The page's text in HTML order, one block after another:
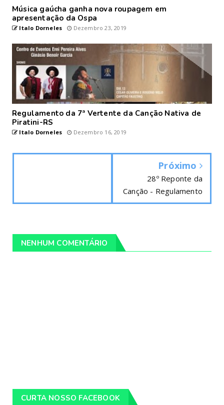
Música gaúcha ganha nova roupagem em
apresentação da Ospa
Italo Dorneles Dezembro 23, 2019
Regulamento da 7ª Vertente da Canção Nativa de
Piratini-RS
Italo Dorneles Dezembro 16, 2019
Próximo
28º Reponte da
Canção - Regulamento
NENHUM COMENTÁRIO
CURTA NOSSO FACEBOOK